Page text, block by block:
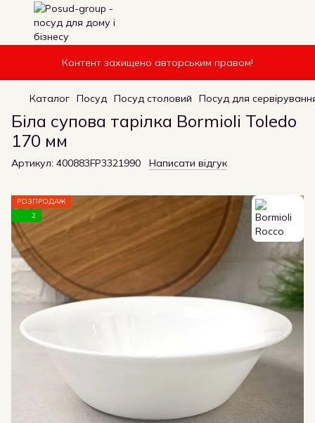
Контент захищено авторським правом!
Каталог Посуд Посуд столовий Посуд для
Біла супова тарілка Bormioli Toledo
170 мм
Артикул: 400883FP3321990 Написати відгук
РОЗПРОДАЖ
2